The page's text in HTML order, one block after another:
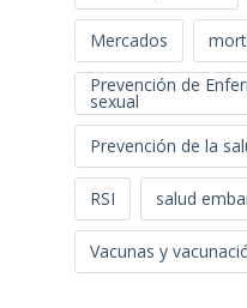
Mercados
Prevención de
sexual
Prevención de la
RSI salud
Vacunas y